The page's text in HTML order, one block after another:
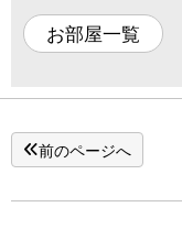
お部屋一覧
前のページへ